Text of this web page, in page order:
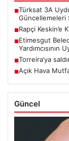
■Türksat 3A
Güncellemeleri
■Rapçi Keskin’e
■Etimesgut
Yardımcısının
■Torreira’ya
■Açık Hava
Güncel